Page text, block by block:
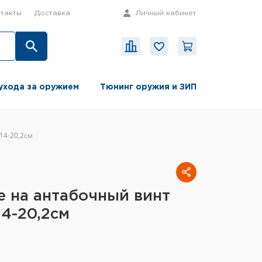
Доставка Личный кабинет
за оружием Тюнинг оружия и ЗИП
20,2см
на антабочный винт
20,2см